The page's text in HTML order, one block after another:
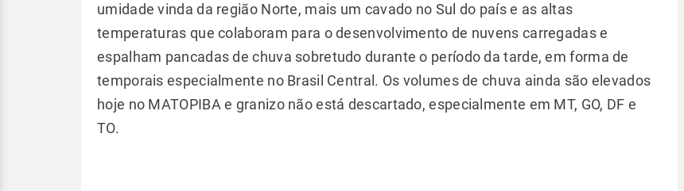
umidade vinda da região Norte, mais um cavado no Sul do país e as altas
temperaturas que colaboram para o desenvolvimento de nuvens carregadas e
espalham pancadas de chuva sobretudo durante o período da tarde, em forma de
temporais especialmente no Brasil Central. Os volumes de chuva ainda são elevados
hoje no MATOPIBA e granizo não está descartado, especialmente em MT, GO, DF e
TO.